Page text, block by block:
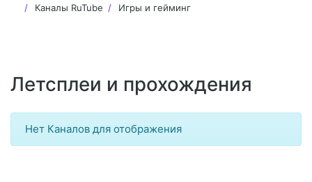
Каналы RuTube Игры и гейминг
Летсплеи и прохождения
Нет Каналов для отображения